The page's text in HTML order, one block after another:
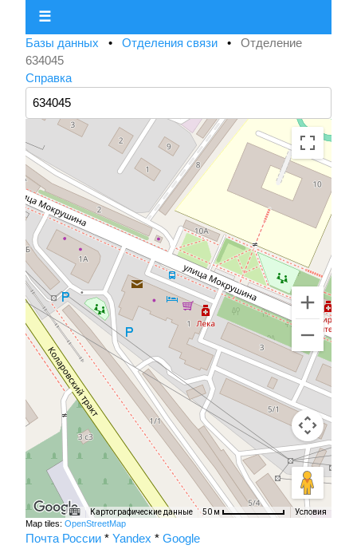
☰
Базы данных • Отделения связи • Отделение
634045
Справка
Картографические данные 50 м Условия
Map tiles: OpenStreetMap
Почта России * Yandex * Google